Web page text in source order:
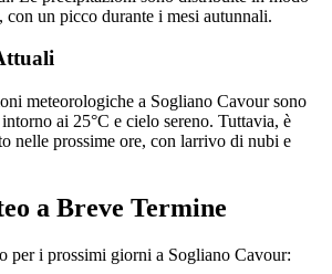
un picco durante i mesi autunnali.
meteorologiche a Sogliano Cavour sono
ai 25°C e cielo sereno. Tuttavia, è
nelle prossime ore, con larrivo di nubi e
a Breve Termine
per i prossimi giorni a Sogliano Cavour: